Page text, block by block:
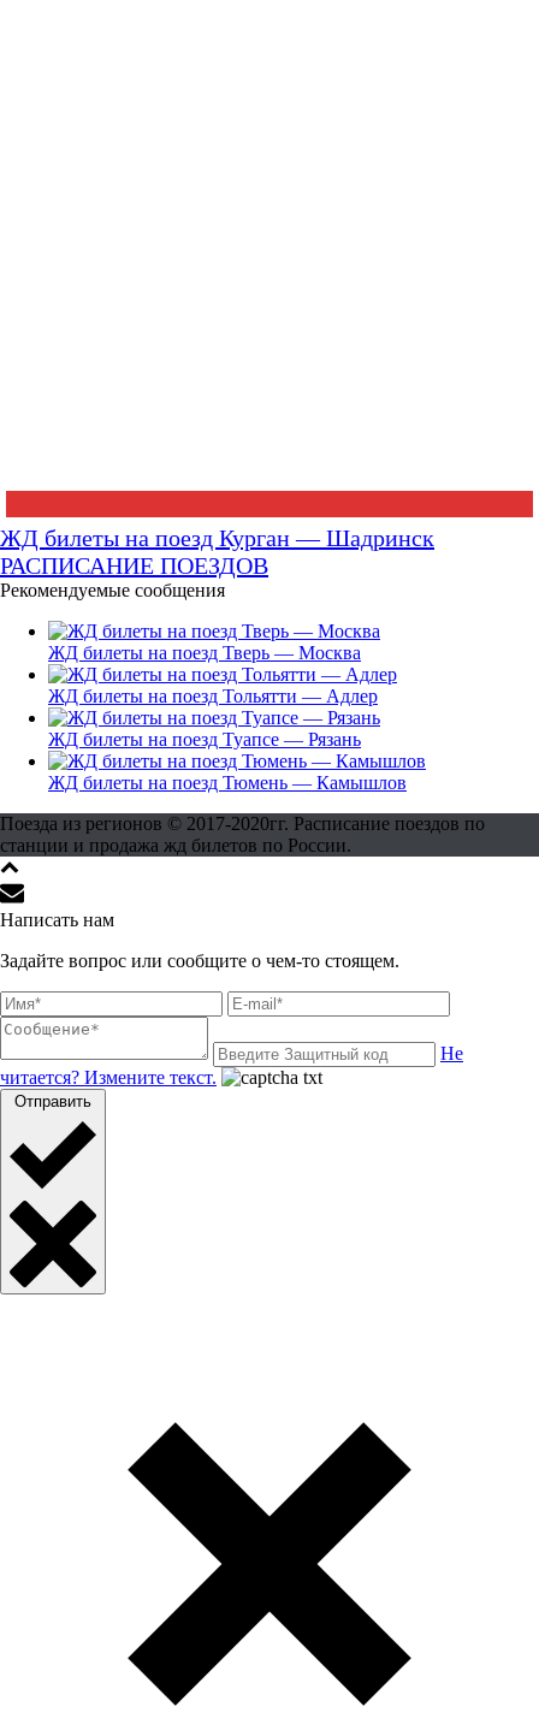
ЖД билеты на поезд Курган — Шадринск
РАСПИСАНИЕ ПОЕЗДОВ
Рекомендуемые сообщения
ЖД билеты на поезд Тверь — Москва
ЖД билеты на поезд Тольятти — Адлер
ЖД билеты на поезд Туапсе — Рязань
ЖД билеты на поезд Тюмень — Камышлов
Поезда из регионов © 2017-2020гг. Расписание поездов по
станции и продажа жд билетов по России.
Написать нам
Задайте вопрос или сообщите о чем-то стоящем.
Не
читается? Измените текст.
Отправить